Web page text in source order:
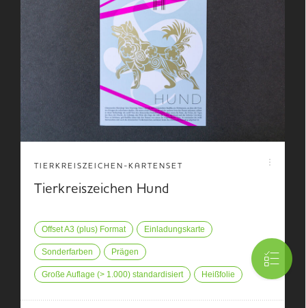
TIERKREISZEICHEN-KARTENSET
Tierkreiszeichen Hund
Offset A3 (plus) Format Einladungskarte
Sonderfarben Prägen
Große Auflage (> 1.000) standardisiert Heißfolie